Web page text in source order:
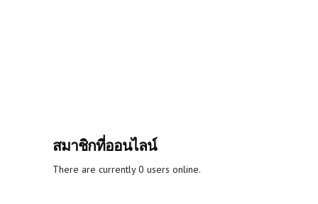
สมาชิกที่ออนไลน์
There are currently 0 users online.